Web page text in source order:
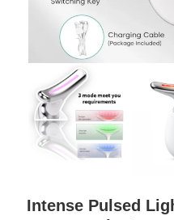
Intense Pulsed